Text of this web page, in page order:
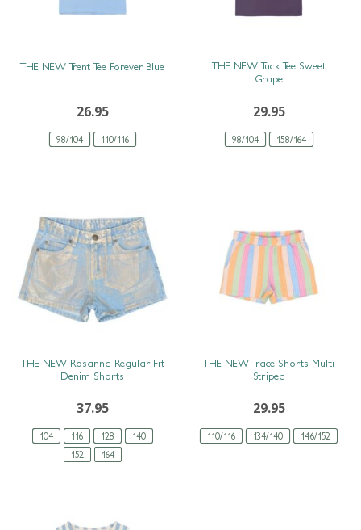
98/104 110/116
THE NEW Trent Tee Forever Blue
26.95
SNEL BEKIJKEN
98/104 158/164
THE NEW Tuck Tee Sweet
Grape
29.95
104 116 128
140
152
164
THE NEW Rosanna Regular Fit
Denim Shorts
37.95
110/116 134/140 146/152
THE NEW Trace Shorts Multi
Striped
29.95